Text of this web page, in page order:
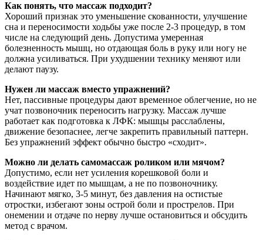
Как понять, что массаж подходит?
Хороший признак это уменьшение скованности, улучшение
сна и переносимости ходьбы уже после 2-3 процедур, в том
числе на следующий день. Допустима умеренная
болезненность мышц, но отдающая боль в руку или ногу не
должна усиливаться. При ухудшении технику меняют или
делают паузу.
Нужен ли массаж вместо упражнений?
Нет, пассивные процедуры дают временное облегчение, но не
учат позвоночник переносить нагрузку. Массаж лучше
работает как подготовка к ЛФК: мышцы расслаблены,
движение безопаснее, легче закрепить правильный паттерн.
Без упражнений эффект обычно быстро «сходит».
Можно ли делать самомассаж роликом или мячом?
Допустимо, если нет усиления корешковой боли и
воздействие идет по мышцам, а не по позвоночнику.
Начинают мягко, 3-5 минут, без давления на остистые
отростки, избегают зоны острой боли и прострелов. При
онемении и отдаче по нерву лучше остановиться и обсудить
метод с врачом.